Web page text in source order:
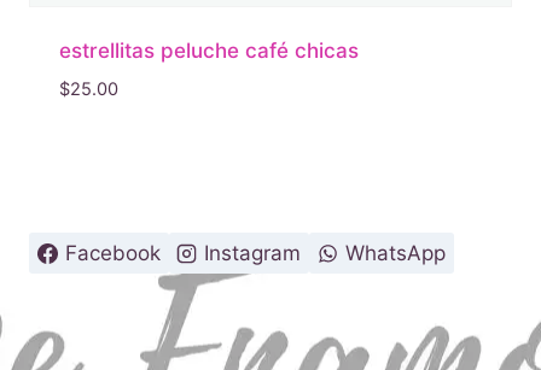
estrellitas peluche café chicas
$25.00
Facebook Instagram WhatsApp